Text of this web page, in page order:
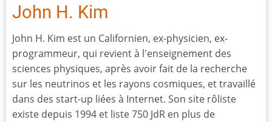
John H. Kim
John H. Kim est un Californien, ex-physicien, ex-
programmeur, qui revient à l'enseignement des
sciences physiques, après avoir fait de la recherche
sur les neutrinos et les rayons cosmiques, et travaillé
dans des start-up liées à Internet. Son site rôliste
existe depuis 1994 et liste 750 JdR en plus de